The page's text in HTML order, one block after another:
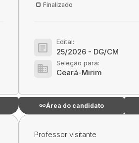
Finalizado
article Edital:
25/2026 - DG/CM
domain Seleção para:
Ceará-Mirim
linkÁrea do candidato
Professor visitante